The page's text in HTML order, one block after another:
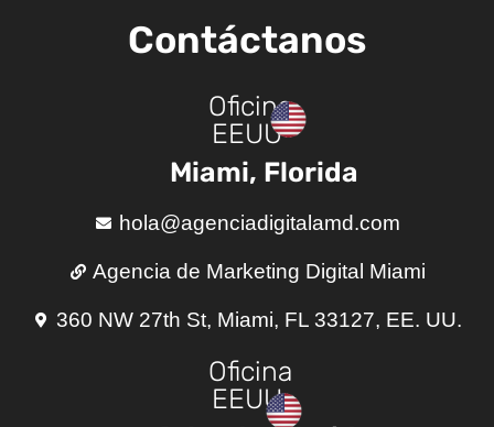
Contáctanos
Oficina
EEUU
Miami, Florida
hola@agenciadigitalamd.com
Agencia de Marketing Digital Miami
360 NW 27th St, Miami, FL 33127, EE. UU.
Oficina
EEUU